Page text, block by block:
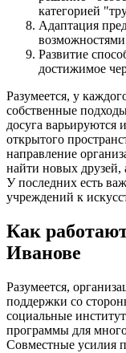
категорией
Адаптация
возможностями
Развитие
достижимое
Разумеется, у
собственные
досуга варьируются
открытого
направление
найти новых друзей,
У последних есть
учреждений к
Как
Иванове
Разумеется,
поддержки со
социальные
программы для
Совместные усилия